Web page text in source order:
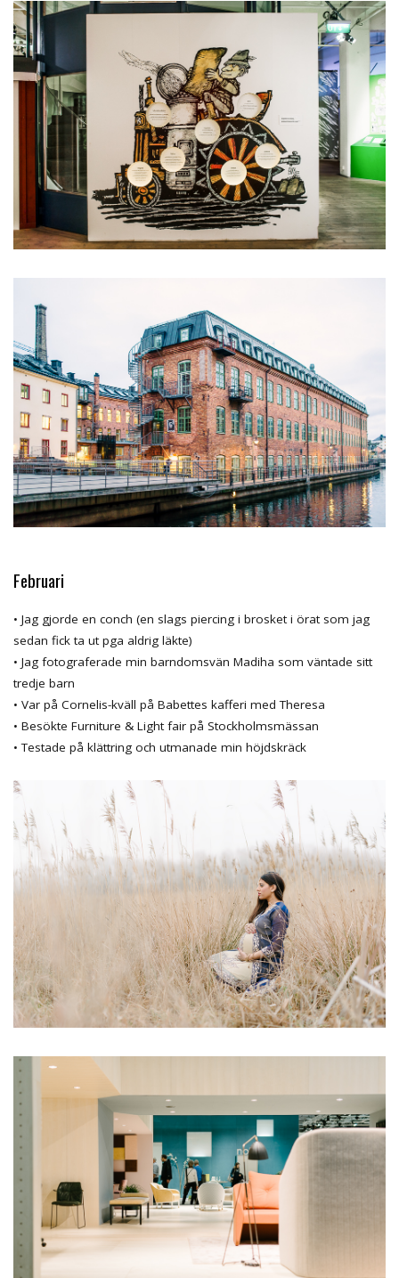
Februari
• Jag gjorde en conch (en slags piercing i brosket i örat som jag
sedan fick ta ut pga aldrig läkte)
• Jag fotograferade min barndomsvän Madiha som väntade sitt
tredje barn
• Var på Cornelis-kväll på Babettes kafferi med Theresa
• Besökte Furniture & Light fair på Stockholmsmässan
• Testade på klättring och utmanade min höjdskräck